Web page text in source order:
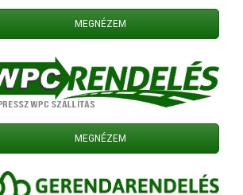
MEGNÉZEM
MEGNÉZEM